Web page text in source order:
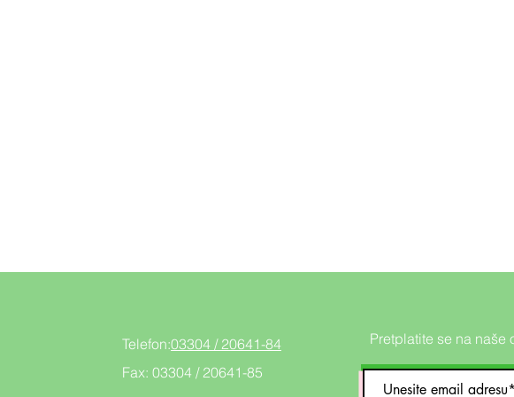
Telefon:03304 / 20641-84
Fax: 03304 / 20641-85
Pretplatite se na naše